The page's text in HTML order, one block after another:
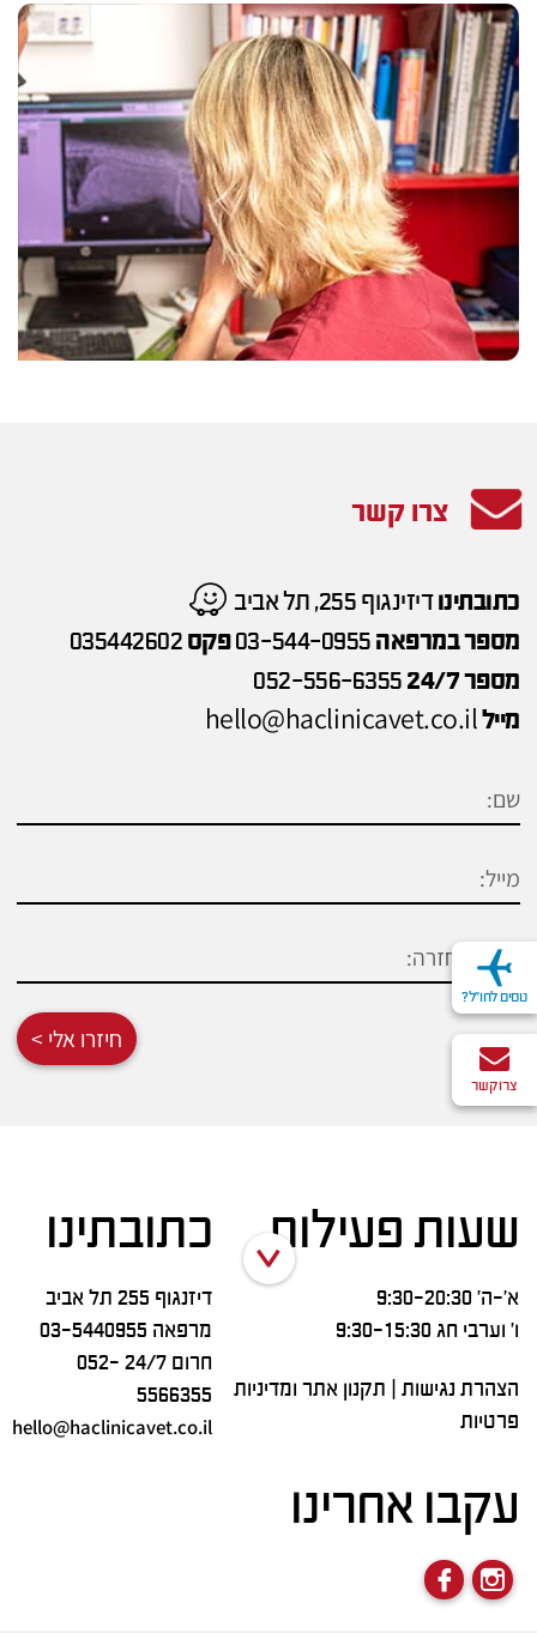
צרו קשר
כתובתינודיזינגוף 255, תל אביב
מספר במרפאה 03-544-0955פקס 035442602
מספר 24/7
052-556-6355
מיילhello@haclinicavet.co.il
חיזרו אלי >
טסים לחו"ל?
צרו קשר
שעות פעילות
א’-ה’ 9:30-20:30
ו’ וערבי חג 9:30-15:30
הצהרת נגישות
תקנון אתר ומדיניות
פרטיות
כתובתינו
דיזנגוף 255 תל אביב
מרפאה 03-5440955
חרום 24/7
052-
5566355
hello@haclinicavet.co.il
עקבו אחרינו